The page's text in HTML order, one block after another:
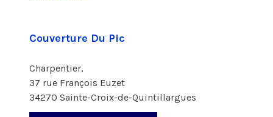
Couverture Du Pic
Charpentier,
37 rue François Euzet
34270 Sainte-Croix-de-Quintillargues